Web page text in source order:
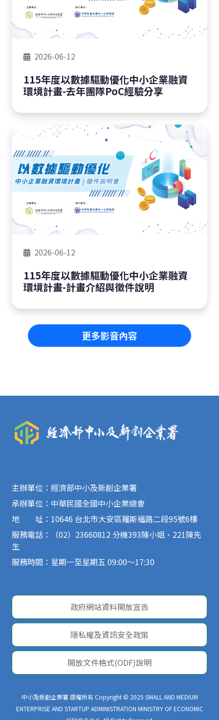
2026-06-12
115年度以數據驅動優化中小企業融資
環境計畫-去年團隊PoC經驗分享
2026-06-12
115年度以數據驅動優化中小企業融資
環境計畫-計畫介紹與徵件說明
更多影音內容
主辦單位：經濟部中小及新創企業署
承辦單位：中華民國全國中小企業總會
地 址：10646 台北市大安區羅斯福路二段95號6樓
服務電話：（02）23660812 分機393陳小姐、221陳先
生
服務時間：星期一至星期五 09:00～17:30
政府網站資料開放宣告
隱私權及資訊安全政策
開放文件格式(ODF)說明
中小及新創企業署 版權所有 Copyright © 2025 SMALL AND MEDIUM
ENTERPRISE AND STARTUP ADMINISTRATION MINISTRY OF ECONOMIC